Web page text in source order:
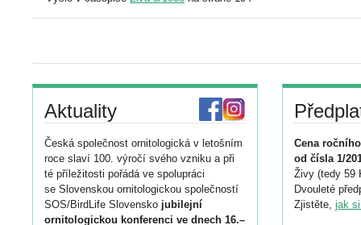
Aktuality
Česká společnost ornitologická v letošním
roce slaví 100. výročí svého vzniku a při
té příležitosti pořádá ve spolupráci
se Slovenskou ornitologickou společností
SOS/BirdLife Slovensko jubilejní
ornitologickou konferenci ve dnech 16.–
Cena
od čísla 1/
Živy (tedy 59
Dvouleté
Zjistěte, jak